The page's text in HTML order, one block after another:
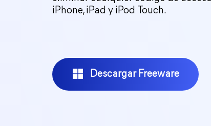
iPhone, iPad y iPod Touch.
Descargar Freeware